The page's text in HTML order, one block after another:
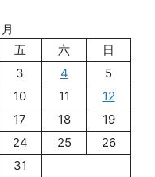
五 六
日
3 4
5
10 11
12
17 18
19
24 25
26
31